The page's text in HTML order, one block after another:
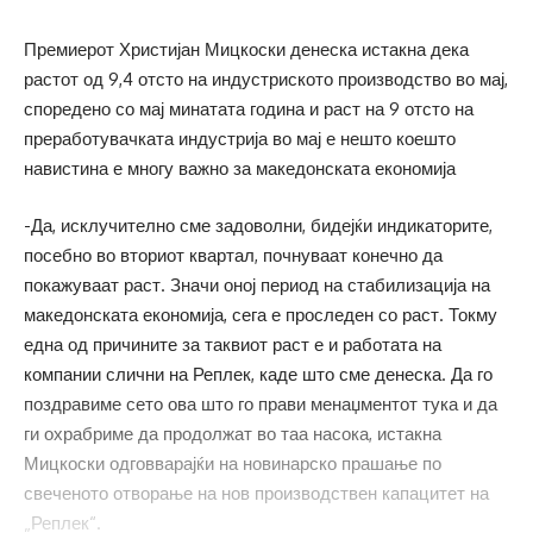
Премиерот Христијан Мицкоски денеска истакна дека
растот од 9,4 отсто на индустриското производство во мај,
споредено со мај минатата година и раст на 9 отсто на
преработувачката индустрија во мај е нешто коешто
навистина е многу важно за македонската економија
-Да, исклучително сме задоволни, бидејќи индикаторите,
посебно во вториот квартал, почнуваат конечно да
покажуваат раст. Значи оној период на стабилизација на
македонската економија, сега е проследен со раст. Токму
една од причините за таквиот раст е и работата на
компании слични на Реплек, каде што сме денеска. Да го
поздравиме сето ова што го прави менаџментот тука и да
ги охрабриме да продолжат во таа насока, истакна
Мицкоски одговварајќи на новинарско прашање по
свеченото отворање на нов производствен капацитет на
„Реплек“.